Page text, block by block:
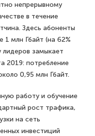
непрерывному
в течение
Здесь абоненты
1 млн Гбайт (на 62%
лидеров замыкает
2019: потребление
0,95 млн Гбайт.
работу и обучение
рост трафика,
на сеть
инвестиций